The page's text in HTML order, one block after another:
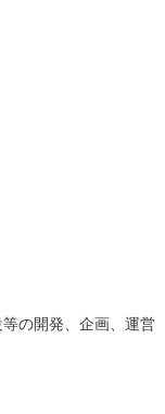
の開発、企画、運営